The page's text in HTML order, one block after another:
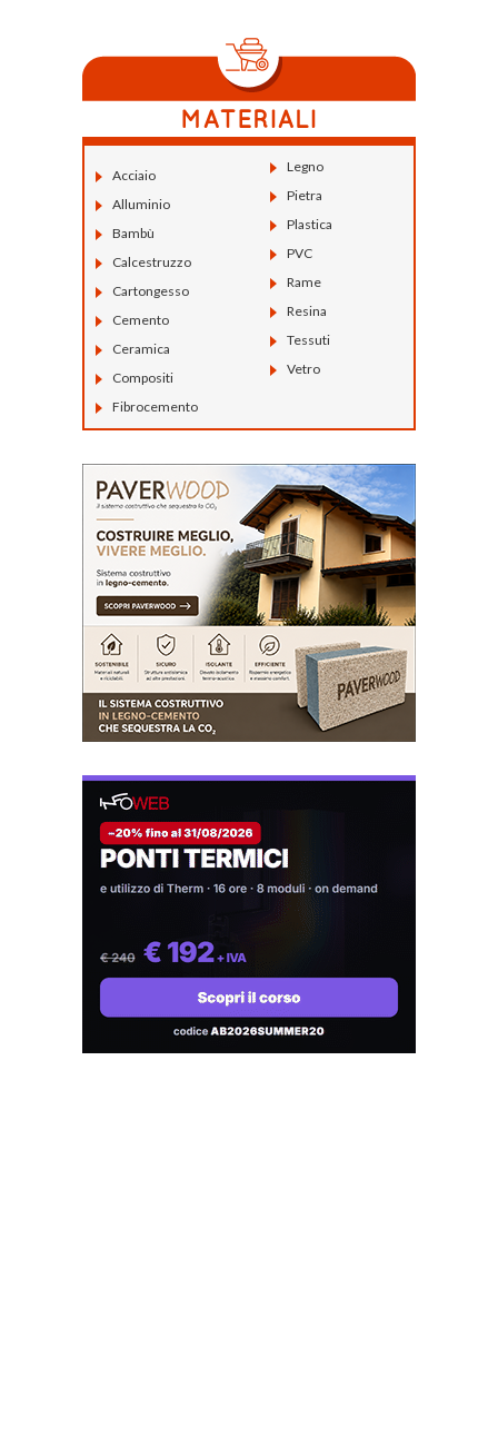
Acciaio
Alluminio
Bambù
Calcestruzzo
Cartongesso
Cemento
Ceramica
Compositi
Fibrocemento
Legno
Pietra
Plastica
PVC
Rame
Resina
Tessuti
Vetro